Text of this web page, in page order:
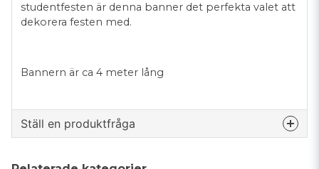
studentfesten är denna banner det perfekta valet att
dekorera festen med.
Bannern är ca 4 meter lång
Ställ en produktfråga
Fråga oss något om denna produkten...